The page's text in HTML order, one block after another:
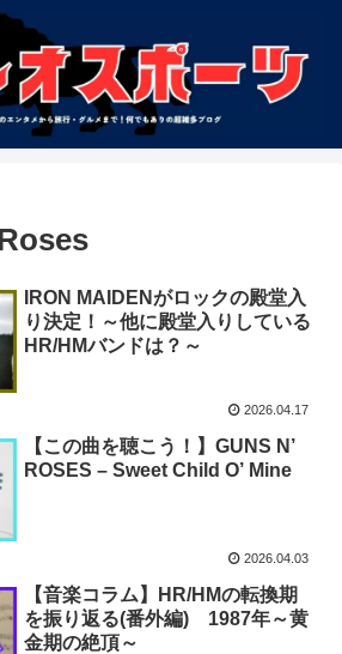
IRON MAIDENがロックの殿堂入
り決定！～他に殿堂入りしている
HR/HMバンドは？～
2026.04.17
【この曲を聴こう！】GUNS N’
ROSES – Sweet Child O’ Mine
2026.04.03
【音楽コラム】HR/HMの転換期
を振り返る(番外編) 1987年～黄
金期の絶頂～